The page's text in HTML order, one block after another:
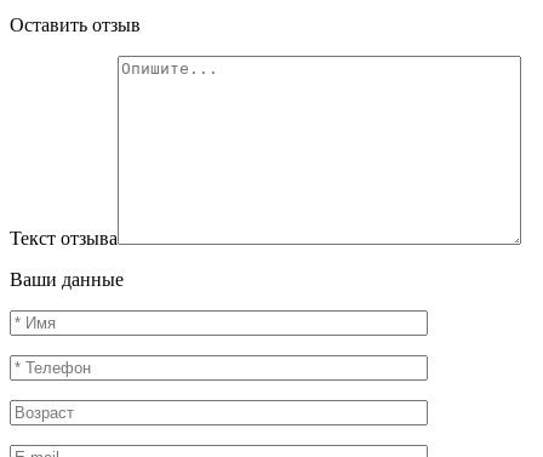
Оставить отзыв
Текст отзыва
Ваши данные